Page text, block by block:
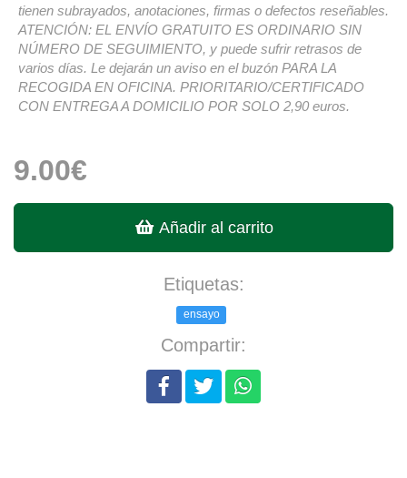
tienen subrayados, anotaciones, firmas o defectos reseñables.
ATENCIÓN: EL ENVÍO GRATUITO ES ORDINARIO SIN
NÚMERO DE SEGUIMIENTO, y puede sufrir retrasos de
varios días. Le dejarán un aviso en el buzón PARA LA
RECOGIDA EN OFICINA. PRIORITARIO/CERTIFICADO
CON ENTREGA A DOMICILIO POR SOLO 2,90 euros.
9.00€
Añadir al carrito
Etiquetas:
ensayo
Compartir: